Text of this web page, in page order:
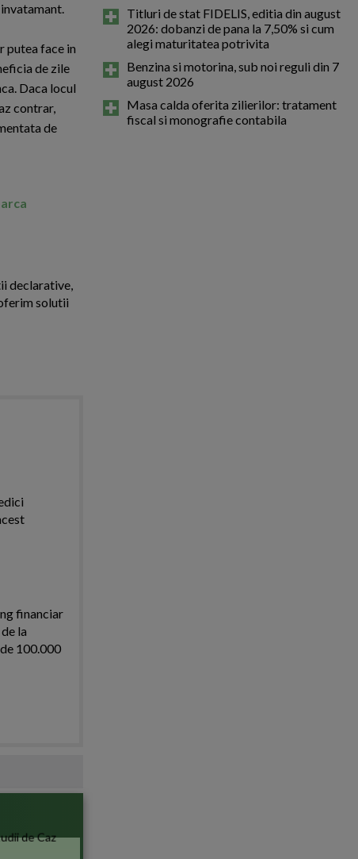
putea face in
de zile
Daca locul
contrar,
de
declarative,
solutii
financiar
la
100.000
Titluri de stat FIDELIS, editia din august
2026: dobanzi de pana la 7,50% si cum
alegi maturitatea potrivita
Benzina si motorina, sub noi reguli din 7
august 2026
Masa calda oferita zilierilor: tratament
fiscal si monografie contabila